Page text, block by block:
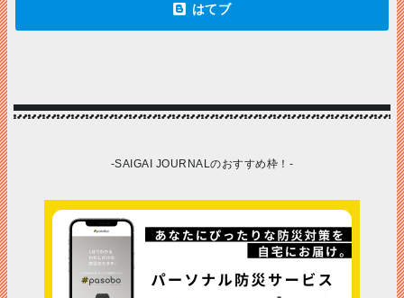
-SAIGAI JOURNALのおすすめ枠！-